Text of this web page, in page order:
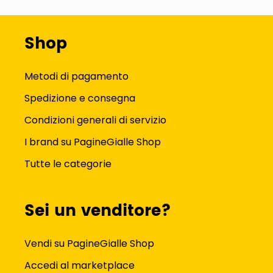
Shop
Metodi di pagamento
Spedizione e consegna
Condizioni generali di servizio
I brand su PagineGialle Shop
Tutte le categorie
Sei un venditore?
Vendi su PagineGialle Shop
Accedi al marketplace